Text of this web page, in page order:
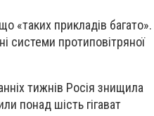
«таких прикладів багато».
системи протиповітряної
тижнів Росія знищила
понад шість гігават